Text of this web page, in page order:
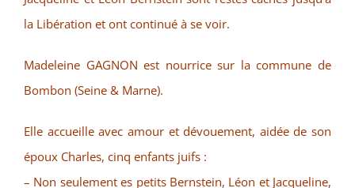
la Libération et ont continué à se voir.
Madeleine GAGNON est nourrice sur la commune de
Bombon (Seine & Marne).
Elle accueille avec amour et dévouement, aidée de son
époux Charles, cinq enfants juifs :
– Non seulement es petits Bernstein, Léon et Jacqueline,